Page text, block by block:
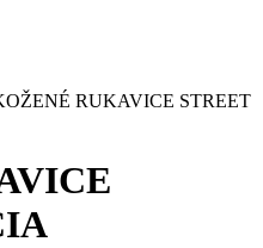
RUKAVICE STREET